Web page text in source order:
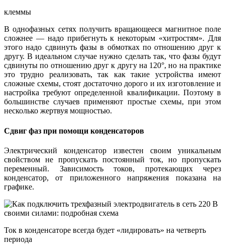
клеммы
В однофазных сетях получить вращающееся магнитное поле
сложнее — надо прибегнуть к некоторым «хитростям». Для
этого надо сдвинуть фазы в обмотках по отношению друг к
другу. В идеальном случае нужно сделать так, что фазы будут
сдвинуты по отношению друг к другу на 120°, но на практике
это трудно реализовать, так как такие устройства имеют
сложные схемы, стоят достаточно дорого и их изготовление и
настройка требуют определенной квалификации. Поэтому в
большинстве случаев применяют простые схемы, при этом
несколько жертвуя мощностью.
Сдвиг фаз при помощи конденсаторов
Электрический конденсатор известен своим уникальным
свойством не пропускать постоянный ток, но пропускать
переменный. Зависимость токов, протекающих через
конденсатор, от приложенного напряжения показана на
графике.
Ток в конденсаторе всегда будет «лидировать» на четверть
периода